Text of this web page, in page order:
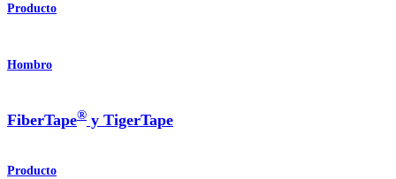
Producto
Hombro
FiberTape® y TigerTape
Producto